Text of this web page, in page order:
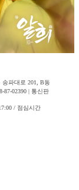
파대로 201, B동
87-02390 | 통신판
/ 점심시간